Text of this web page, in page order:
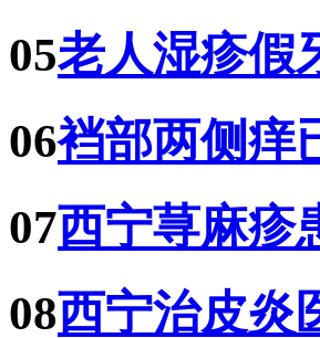
05老人湿疹假
06裆部两侧痒
07西宁荨麻疹
08西宁治皮炎